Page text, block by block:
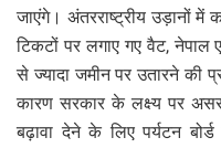
जाएंगे। अंतरराष्ट्रीय उड़ानों में
टिकटों पर लगाए गए वैट, नेपाल
से ज्यादा जमीन पर उतारने की
कारण सरकार के लक्ष्य पर
बढ़ावा देने के लिए पर्यटन